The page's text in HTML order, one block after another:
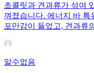
초콜릿과 견과류가 섞여
껴졌습니다. 에너지 바 특
포만감이 들었고, 견과류
알수없음